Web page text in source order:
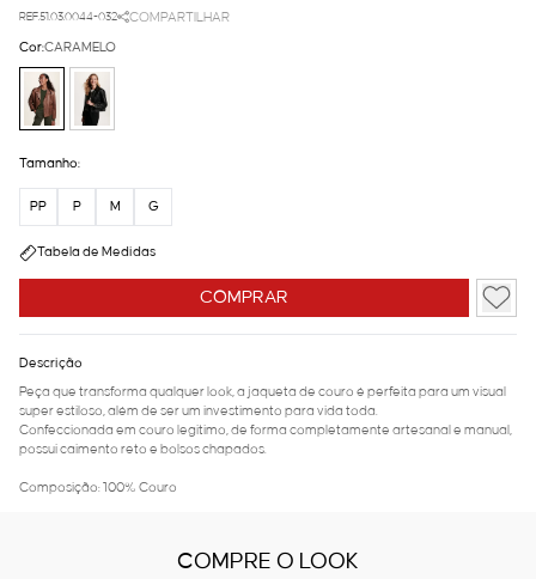
REF.51.03.0044-032 COMPARTILHAR
COMPRAR
Cor:CARAMELO
Tamanho:
PP P M G
Tabela de Medidas
Descrição
Peça que transforma qualquer look, a jaqueta de couro é perfeita para um visual
super estiloso, além de ser um investimento para vida toda.
Confeccionada em couro legitimo, de forma completamente artesanal e manual,
possui caimento reto e bolsos chapados.
Composição: 100% Couro
COMPRE O LOOK